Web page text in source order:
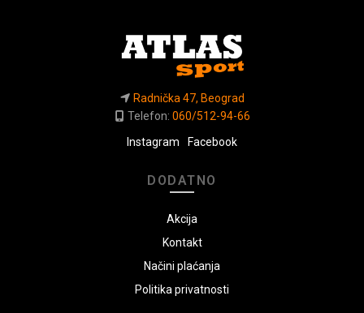
Radnička 47, Beograd
Telefon: 060/512-94-66
Instagram
Facebook
DODATNO
Akcija
Kontakt
Načini plaćanja
Politika privatnosti